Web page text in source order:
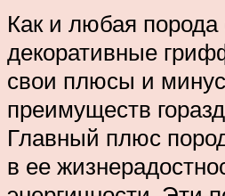
Как и любая порода
декоративные
свои плюсы и
преимуществ
Главный плюс
в ее